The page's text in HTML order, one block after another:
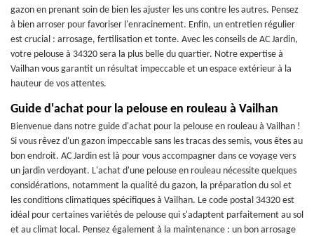
gazon en prenant soin de bien les ajuster les uns contre les autres. Pensez
à bien arroser pour favoriser l'enracinement. Enfin, un entretien régulier
est crucial : arrosage, fertilisation et tonte. Avec les conseils de AC Jardin,
votre pelouse à 34320 sera la plus belle du quartier. Notre expertise à
Vailhan vous garantit un résultat impeccable et un espace extérieur à la
hauteur de vos attentes.
Guide d'achat pour la pelouse en rouleau à Vailhan
Bienvenue dans notre guide d'achat pour la pelouse en rouleau à Vailhan !
Si vous rêvez d'un gazon impeccable sans les tracas des semis, vous êtes au
bon endroit. AC Jardin est là pour vous accompagner dans ce voyage vers
un jardin verdoyant. L'achat d'une pelouse en rouleau nécessite quelques
considérations, notamment la qualité du gazon, la préparation du sol et
les conditions climatiques spécifiques à Vailhan. Le code postal 34320 est
idéal pour certaines variétés de pelouse qui s'adaptent parfaitement au sol
et au climat local. Pensez également à la maintenance : un bon arrosage